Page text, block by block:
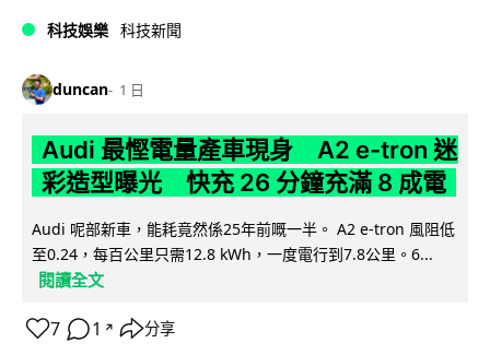
科技娛樂 科技新聞
duncan 1 日
Audi 最慳電量產車現身 A2 e-tron 迷
彩造型曝光 快充 26 分鐘充滿 8 成電
Audi 呢部新車，能耗竟然係25年前嘅一半。 A2 e-tron 風阻低
至0.24，每百公里只需12.8 kWh，一度電行到7.8公里。6...
閱讀全文
7 1 ↗ 分享